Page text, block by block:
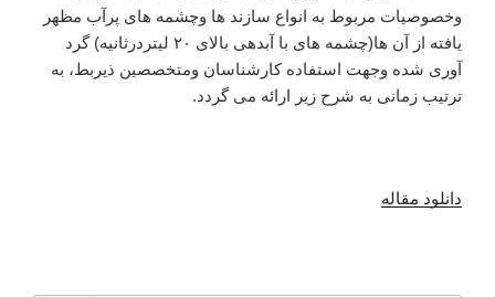
وخصوصیات مربوط به انواع سازند ها وچشمه های پرآب مظهر
یافته از آن ها(چشمه های با آبدهی بالای ۲۰ لیتردرثانیه) گرد
آوری شده وجهت استفاده کارشناسان ومتخصصین ذیربط، به
ترتیب زمانی به شرح زیر ارائه می گردد.
دانلود مقاله